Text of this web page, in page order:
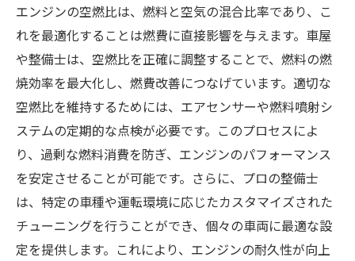
エンジンの空燃比は、燃料と空気の混合比率であり、こ
れを最適化することは燃費に直接影響を与えます。車屋
や整備士は、空燃比を正確に調整することで、燃料の燃
焼効率を最大化し、燃費改善につなげています。適切な
空燃比を維持するためには、エアセンサーや燃料噴射シ
ステムの定期的な点検が必要です。このプロセスによ
り、過剰な燃料消費を防ぎ、エンジンのパフォーマンス
を安定させることが可能です。さらに、プロの整備士
は、特定の車種や運転環境に応じたカスタマイズされた
チューニングを行うことができ、個々の車両に最適な設
定を提供します。これにより、エンジンの耐久性が向上